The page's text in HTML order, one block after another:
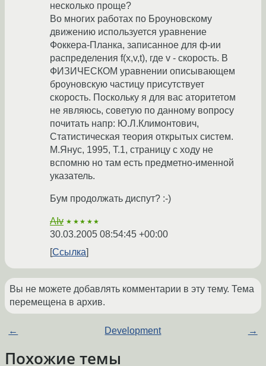
несколько проще?
Во многих работах по Броуновскому
движению используется уравнение
Фоккера-Планка, записанное для ф-ии
распределения f(x,v,t), где v - скорость. В
ФИЗИЧЕСКОМ уравнении описывающем
броуновскую частицу присутствует
скорость. Поскольку я для вас аторитетом
не являюсь, советую по данному вопросу
почитать напр: Ю.Л.Климонтович,
Статистическая теория открытых систем.
М.Янус, 1995, Т.1, страницу с ходу не
вспомню но там есть предметно-именной
указатель.
Бум продолжать диспут? :-)
AIv ★★★★★
30.03.2005 08:54:45 +00:00
Ссылка
Вы не можете добавлять комментарии в эту тему. Тема
перемещена в архив.
← Development →
Похожие темы